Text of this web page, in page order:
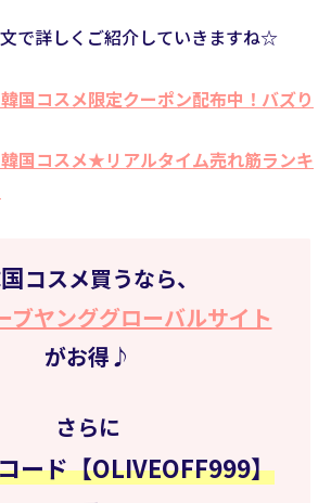
で詳しくご紹介していきますね☆
国コスメ限定クーポン配布中！バズり
国コスメ★リアルタイム売れ筋ランキ
コスメ買うなら、
ブヤンググローバルサイト
がお得♪
さらに
ード【OLIVEOFF999】